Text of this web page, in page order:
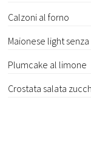
Calzoni al forno
Maionese light
Plumcake al limone
Crostata salata